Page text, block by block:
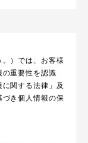
。）では、お客様
の重要性を認識
関する法律」及
づき個人情報の保